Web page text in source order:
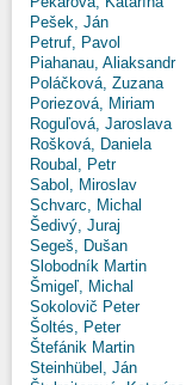
Pešek, Ján
Petruf, Pavol
Piahanau, Aliaksandr
Poláčková, Zuzana
Poriezová, Miriam
Roguľová, Jaroslava
Rošková, Daniela
Roubal, Petr
Sabol, Miroslav
Schvarc, Michal
Šedivý, Juraj
Segeš, Dušan
Slobodník Martin
Šmigeľ, Michal
Sokolovič Peter
Šoltés, Peter
Štefánik Martin
Steinhübel, Ján